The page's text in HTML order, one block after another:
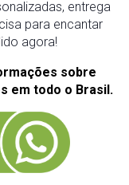
entrega
para encantar
agora!
sobre
em todo o Brasil.